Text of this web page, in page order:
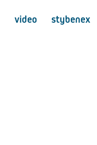
video stybenex